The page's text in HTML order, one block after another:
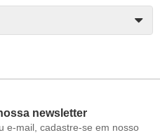
newsletter
e-mail, cadastre-se em nosso